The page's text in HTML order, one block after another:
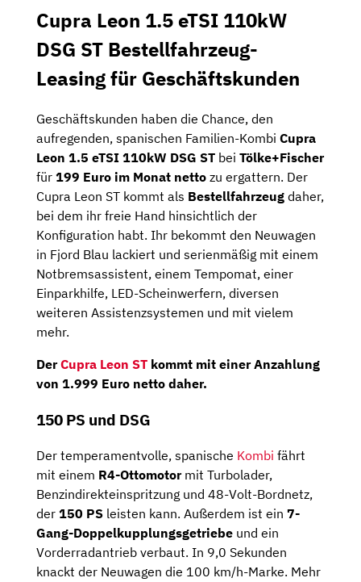
Cupra Leon 1.5 eTSI 110kW
DSG ST Bestellfahrzeug-
Leasing für Geschäftskunden
Geschäftskunden haben die Chance, den
aufregenden, spanischen Familien-Kombi Cupra
Leon 1.5 eTSI 110kW DSG ST bei Tölke+Fischer
für 199 Euro im Monat netto zu ergattern. Der
Cupra Leon ST kommt als Bestellfahrzeug daher,
bei dem ihr freie Hand hinsichtlich der
Konfiguration habt. Ihr bekommt den Neuwagen
in Fjord Blau lackiert und serienmäßig mit einem
Notbremsassistent, einem Tempomat, einer
Einparkhilfe, LED-Scheinwerfern, diversen
weiteren Assistenzsystemen und mit vielem
mehr.
DerCupra Leon ST kommt mit einerAnzahlung
von 1.999 Euro netto daher.
150 PS und DSG
Der temperamentvolle, spanische Kombi fährt
mit einem R4-Ottomotormit Turbolader,
Benzindirekteinspritzung und 48-Volt-Bordnetz,
der 150 PS leisten kann. Außerdem ist ein 7-
Gang-Doppelkupplungsgetriebe und ein
Vorderradantrieb verbaut. In 9,0 Sekunden
knackt der Neuwagen die 100 km/h-Marke. Mehr